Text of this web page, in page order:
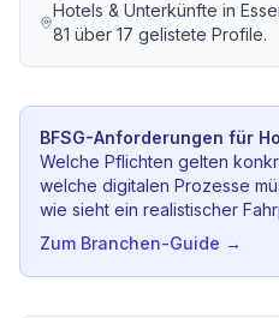
Hotels & Unterkünfte in
81 über 17 gelistete Profile.
BFSG-Anforderungen für
Welche Pflichten gelten
welche digitalen Prozesse
wie sieht ein realistischer
Zum Branchen-Guide →